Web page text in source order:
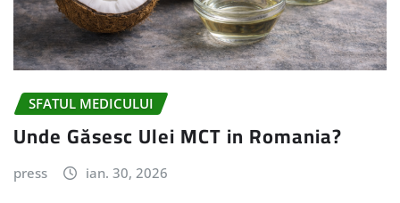
SFATUL MEDICULUI
Unde Găsesc Ulei MCT in Romania?
press ian. 30, 2026